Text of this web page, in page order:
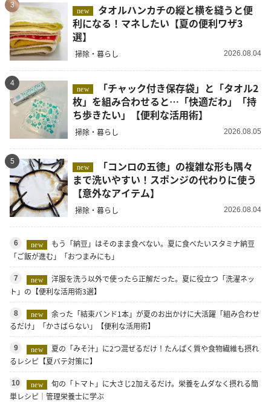
3
new
利になる！マネしたい【夏の便利ワザ3
選】
掃除・暮らし 2026.08.04
4
new
枚」を組み合わせると…「快適だわ」「持
ち歩きたい」【便利な活用術】
掃除・暮らし 2026.08.05
5
new
まで洗いやすい！スポンジの代わりに使う
【意外なアイテム】
掃除・暮らし 2026.08.04
6 new
もう「納豆」はそのまま食べない。夏に食べたいスタミナ納豆
「ご飯が進む」「おつまみにも」
7 new
洋服を洗う以外で使ったら正解だった。夏に役立つ「洗濯ネッ
ト」の【便利な活用術3選】
8 new
余った「結束バンド1本」が夏のお出かけに大活躍「組み合わせ
るだけ」「かさばらない」【便利な活用術】
9 new
夏の「みそ汁」に2つ混ぜるだけ！たんぱく質や食物繊維も摂れ
るレシピ【夏バテ対策に】
10 new
旬の「トマト」に大さじ2加えるだけ。栄養をムダなく摂れる簡
単レシピ｜管理栄養士に学ぶ